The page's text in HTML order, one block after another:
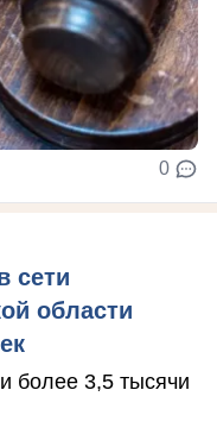
0
сети
области
более 3,5 тысячи